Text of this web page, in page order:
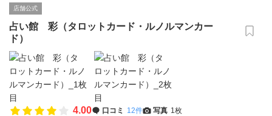
店舗公式
占い館 彩（タロットカード・ルノルマンカー
ド）
4.00 口コミ 12件 写真 1枚